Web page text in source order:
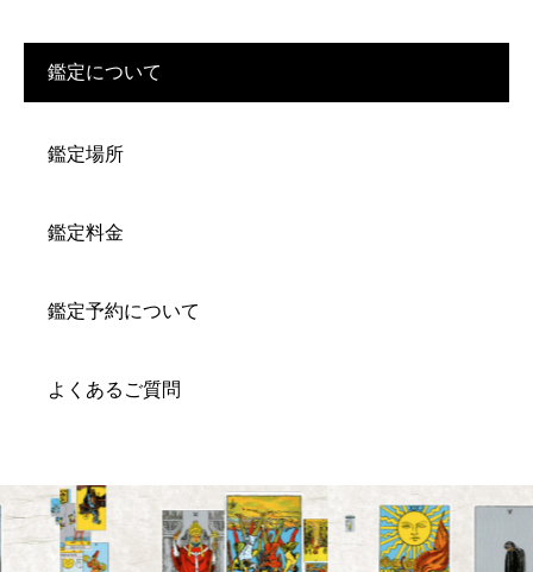
鑑定について
鑑定場所
鑑定料金
鑑定予約について
よくあるご質問